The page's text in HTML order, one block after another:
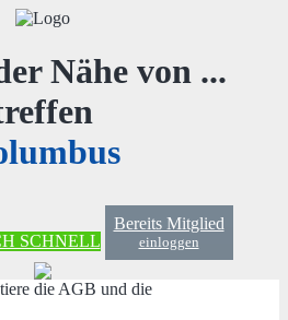
Nähe von ...
SCHNELL
Bereits Mitglied
einloggen
die AGB und die